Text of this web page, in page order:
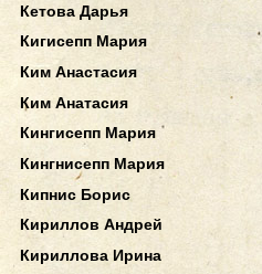
Кетова Дарья
Кигисепп Мария
Ким Анастасия
Ким Анатасия
Кингисепп Мария
Кингнисепп Мария
Кипнис Борис
Кириллов Андрей
Кириллова Ирина